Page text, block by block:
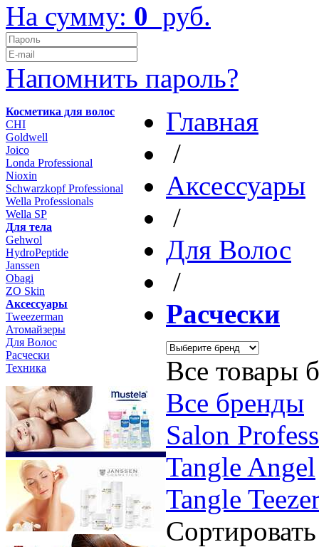
На сумму: 0 руб.
Напомнить пароль?
Косметика для волос
CHI
Goldwell
Joico
Londa Professional
Nioxin
Schwarzkopf Professional
Wella Professionals
Wella SP
Для тела
Gehwol
HydroPeptide
Janssen
Obagi
ZO Skin
Aксессуары
Tweezerman
Атомайзеры
Для Волос
Расчески
Техника
Главная
/
Aксессуары
/
Для Волос
/
Расчески
Все товары
Все бренды
Salon
Tangle Angel
Tangle